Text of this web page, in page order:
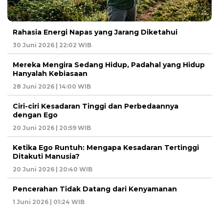
Rahasia Energi Napas yang Jarang Diketahui
30 Juni 2026 | 22:02 WIB
Mereka Mengira Sedang Hidup, Padahal yang Hidup
Hanyalah Kebiasaan
28 Juni 2026 | 14:00 WIB
Ciri-ciri Kesadaran Tinggi dan Perbedaannya
dengan Ego
20 Juni 2026 | 20:59 WIB
Ketika Ego Runtuh: Mengapa Kesadaran Tertinggi
Ditakuti Manusia?
20 Juni 2026 | 20:40 WIB
Pencerahan Tidak Datang dari Kenyamanan
1 Juni 2026 | 01:24 WIB